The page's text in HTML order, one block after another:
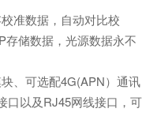
准数据，自动对比校
存储数据，光源数据永不
、可选配4G(APN）通讯
口以及RJ45网线接口，可